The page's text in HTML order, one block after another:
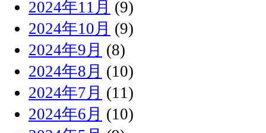
2024年11月 (9)
2024年10月 (9)
2024年9月 (8)
2024年8月 (10)
2024年7月 (11)
2024年6月 (10)